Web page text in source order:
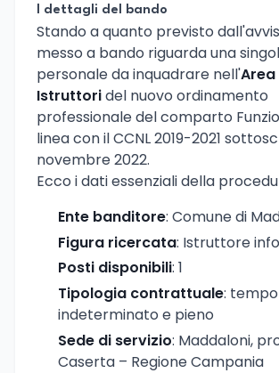
I dettagli del bando
Stando a quanto previsto
messo a bando riguarda una
personale da inquadrare nell'
Istruttoridel nuovo ordinamento
professionale del comparto
linea con il CCNL 2019-2021
novembre 2022.
Ecco i dati essenziali della
Ente banditore: Comune di
Figura ricercata: Istruttore
Posti disponibili: 1
Tipologia contrattuale: tempo
indeterminato e pieno
Sede di servizio: Maddaloni,
Caserta – Regione Campania